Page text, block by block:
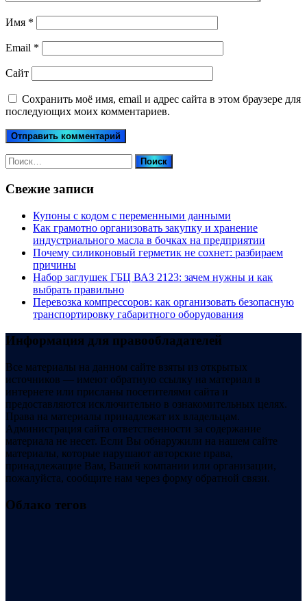
Имя *
Email *
Сайт
Сохранить моё имя, email и адрес сайта в этом браузере для
последующих моих комментариев.
Найти:
Свежие записи
Купоны c кодом с переменными данными
Как грамотно организовать закупку и хранение
индустриального масла в бочках на предприятии
Почему силиконовый герметик не сохнет: разбираем
причины
Набор заглушек ГБЦ ВАЗ 2123: зачем нужны и как
выбрать правильно
Перевозка компрессоров: как организовать безопасную
транспортировку габаритного оборудования
Информация для правообладателей
Все материалы на данном сайте взяты из открытых
источников — имеют обратную ссылку на материал в
интернете или присланы посетителями сайта и
предоставляются исключительно в ознакомительных целях.
Права на материалы принадлежат их владельцам.
Администрация сайта ответственности за содержание
материала не несет. Если Вы обнаружили на нашем сайте
материалы, которые нарушают авторские права,
принадлежащие Вам, Вашей компании или организации,
пожалуйста, сообщите нам через форму обратной связи.
Облако тегов